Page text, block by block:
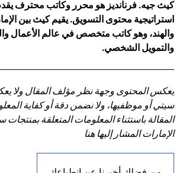
كيث جيه. فرنانديز هو محرر وكاتب محترف
استراتيجية محتوى التسويق. يقيم كيث بين
والهند، وهو كاتب متخصص في عالم الأعمال
والتمويل الشخصي.
يعكس المحتوى وجهة نظر مؤلف المقال ولا
سيتي أو موظفيها، ولا نضمن دقة أو كفاية
المقالة باستثناء المعلومات المتعلقة بمنتجات
الإمارات المشار إليها هنا